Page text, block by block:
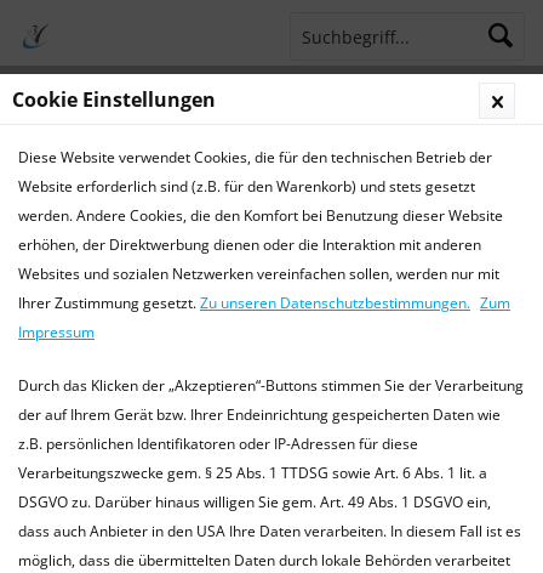
Terminsprechstunde Service Hotline 04421 773770
Krankheiten
Krankheiten bei Kaninchen
Bitte kontaktieren Sie immer einen (fachkundigen) Tierarzt
in Ihrer Nähe....mehr erfahren »
Filtern
Cookie Einstellungen
Diese Website verwendet Cookies, die für den technischen Betrieb der
Website erforderlich sind (z.B. für den Warenkorb) und stets gesetzt
werden. Andere Cookies, die den Komfort bei Benutzung dieser Website
erhöhen, der Direktwerbung dienen oder die Interaktion mit anderen
Websites und sozialen Netzwerken vereinfachen sollen, werden nur mit
Ihrer Zustimmung gesetzt.Zu unseren Datenschutzbestimmungen. Zum
Impressum
Durch das Klicken der „Akzeptieren“-Buttons stimmen Sie der Verarbeitung
der auf Ihrem Gerät bzw. Ihrer Endeinrichtung gespeicherten Daten wie
z.B. persönlichen Identifikatoren oder IP-Adressen für diese
Verarbeitungszwecke gem. § 25 Abs. 1 TTDSG sowie Art. 6 Abs. 1 lit. a
DSGVO zu. Darüber hinaus willigen Sie gem. Art. 49 Abs. 1 DSGVO ein,
dass auch Anbieter in den USA Ihre Daten verarbeiten. In diesem Fall ist es
möglich, dass die übermittelten Daten durch lokale Behörden verarbeitet